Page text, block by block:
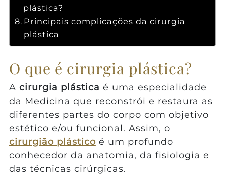
plástica?
Principais complicações da cirurgia
plástica
O que é cirurgia plástica?
A cirurgia plástica é uma especialidade
da Medicina que reconstrói e restaura as
diferentes partes do corpo com objetivo
estético e/ou funcional. Assim, o
cirurgião plásticoé um profundo
conhecedor da anatomia, da fisiologia e
das técnicas cirúrgicas.